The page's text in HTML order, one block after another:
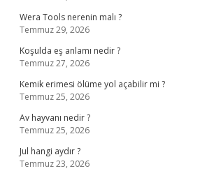
Wera Tools nerenin malı ?
Temmuz 29, 2026
Koşulda eş anlamı nedir ?
Temmuz 27, 2026
Kemik erimesi ölüme yol açabilir mi ?
Temmuz 25, 2026
Av hayvanı nedir ?
Temmuz 25, 2026
Jul hangi aydır ?
Temmuz 23, 2026